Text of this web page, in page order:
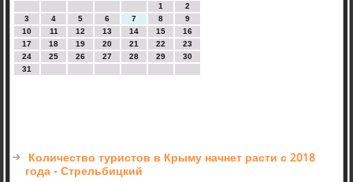
1
2
3
4 5 6 7 8
9
10
11 12 13 14 15
16
17
18 19 20 21 22
23
24
25 26 27 28 29
30
31
Количество туристов в Крыму начнет расти с 2018
года - Стрельбицкий